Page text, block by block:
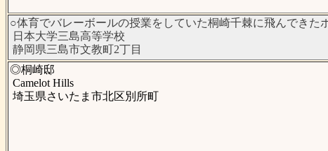
○体育でバレーボールの授業をしていた桐崎千棘に飛んでき
日本大学三島高等学校
静岡県三島市文教町2丁目
◎桐崎邸
Camelot Hills
埼玉県さいたま市北区別所町